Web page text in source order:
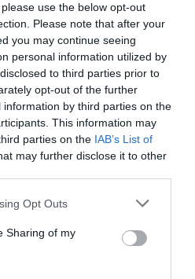
use the below opt-out
Please note that after your
you may continue seeing
personal information utilized by
to third parties prior to
opt-out of the further
by third parties on the
This information may
parties on the IAB’s List of
may further disclose it to other
Opt Outs
Sharing of my